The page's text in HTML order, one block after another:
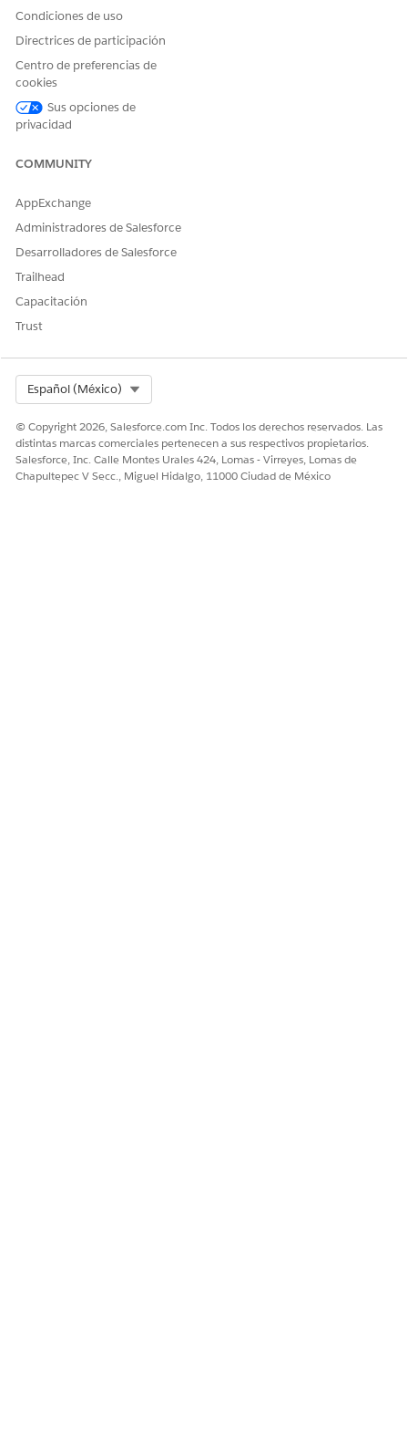
Nombre de API
Tipo de acción de referencia
Acción de referencia
solicitudes?
¿RESOLVIÓ ESTE ARTÍCULO SU PROBLEMA?
Condiciones de uso
Directrices de participación
Centro de preferencias de
cookies
Sus opciones de
privacidad
COMMUNITY
AppExchange
Administradores de Salesforce
Desarrolladores de Salesforce
Trailhead
Capacitación
Trust
Español (México)
© Copyright 2026, Salesforce.com Inc. Todos los derechos reservados. Las
distintas marcas comerciales pertenecen a sus respectivos propietarios.
Salesforce, Inc. Calle Montes Urales 424, Lomas - Virreyes, Lomas de
Chapultepec V Secc., Miguel Hidalgo, 11000 Ciudad de México